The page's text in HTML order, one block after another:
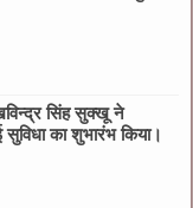
सिंह सुक्खू ने
का शुभारंभ किया।